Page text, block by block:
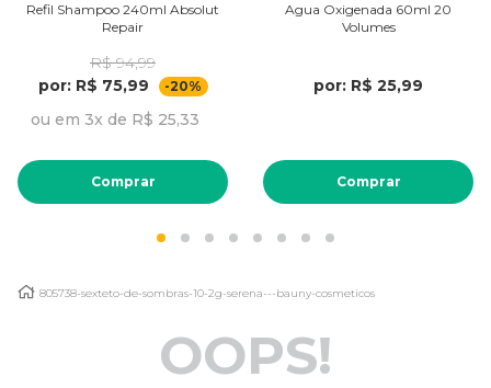
Refil Shampoo 240ml Absolut
Repair
R$ 94,99
por: R$ 75,99
-20%
ou em 3x de R$ 25,33
Comprar
Agua Oxigenada 60ml 20
Volumes
por: R$ 25,99
Comprar
805738-sexteto-de-sombras-10-2g-serena---bauny-cosmeticos
OOPS!